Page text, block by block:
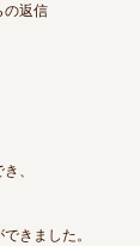
の返信
、
きました。